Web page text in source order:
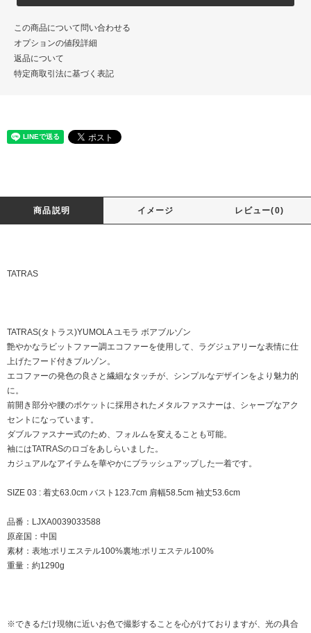
この商品について問い合わせる
オプションの値段詳細
返品について
特定商取引法に基づく表記
商品説明 イメージ レビュー(0)
TATRAS
TATRAS(タトラス)YUMOLA ユモラ ボアブルゾン
艶やかなラビットファー調エコファーを使用して、ラグジュアリーな表情に仕
上げたフード付きブルゾン。
エコファーの発色の良さと繊細なタッチが、シンプルなデザインをより魅力的
に。
前開き部分や腰のポケットに採用されたメタルファスナーは、シャープなアク
セントになっています。
ダブルファスナー式のため、フォルムを変えることも可能。
袖にはTATRASのロゴをあしらいました。
カジュアルなアイテムを華やかにブラッシュアップした一着です。
SIZE 03 : 着丈63.0cm バスト123.7cm 肩幅58.5cm 袖丈53.6cm
品番：LJXA0039033588
原産国：中国
素材：表地:ポリエステル100%裏地:ポリエステル100%
重量：約1290g
※できるだけ現物に近いお色で撮影することを心がけておりますが、光の具合